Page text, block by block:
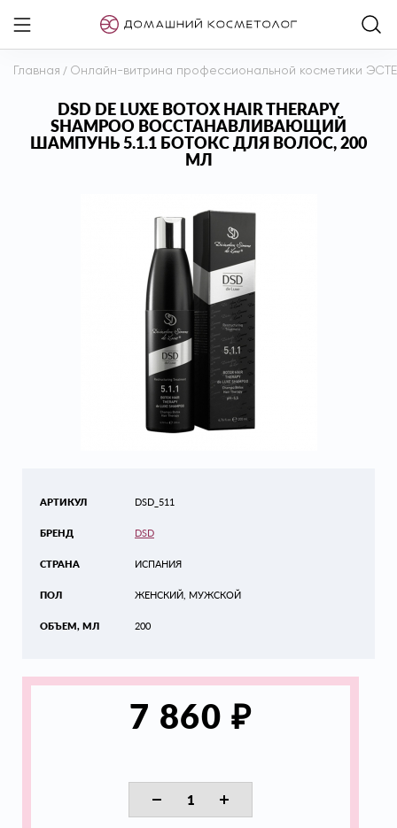
Главная / Онлайн-витрина профессиональной косметики
DSD DE LUXE BOTOX HAIR THERAPY
SHAMPOO ВОССТАНАВЛИВАЮЩИЙ
ШАМПУНЬ 5.1.1 БОТОКС ДЛЯ ВОЛОС, 200
МЛ
АРТИКУЛ
БРЕНД
СТРАНА
ПОЛ
ОБЪЕМ, МЛ
DSD_511
DSD
ИСПАНИЯ
ЖЕНСКИЙ, МУЖСКОЙ
200
7 860 ₽